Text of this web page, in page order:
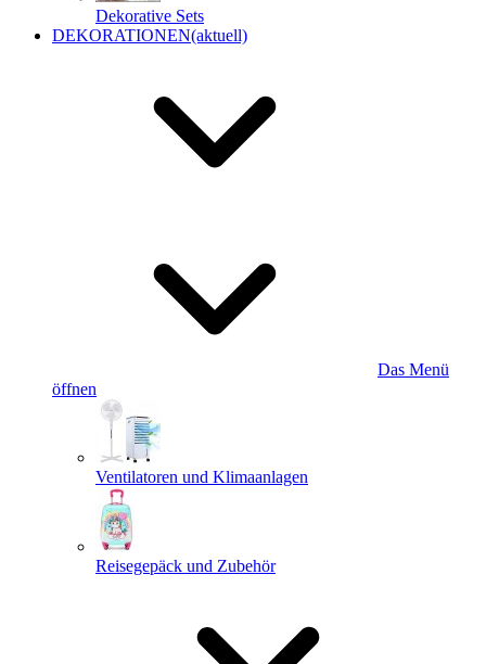
Dekorative Sets
DEKORATIONEN(aktuell)
Das Menü
öffnen
Ventilatoren und Klimaanlagen
Reisegepäck und Zubehör